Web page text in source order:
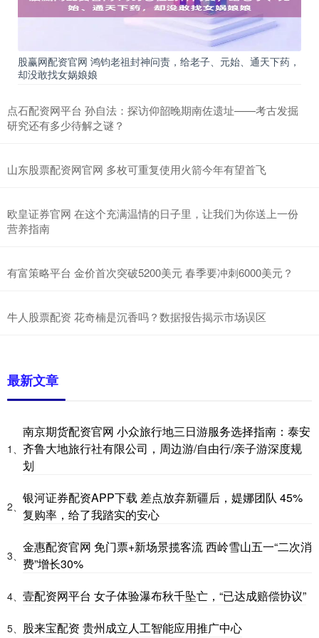
股赢网配资官网 鸿钧老祖封神问责，给老子、元始、通天下药，
却没敢找女娲娘娘
点石配资网平台 孙自法：探访仰韶晚期南佐遗址——考古发掘
研究还有多少待解之谜？
山东股票配资网官网 多枚可重复使用火箭今年有望首飞
欧皇证券官网 在这个充满温情的日子里，让我们为你送上一份
营养指南
有富策略平台 金价首次突破5200美元 春季要冲刺6000美元？
牛人股票配资 花奇楠是沉香吗？数据报告揭示市场误区
最新文章
1、
南京期货配资官网 小众旅行地三日游服务选择指南：泰安
齐鲁大地旅行社有限公司，周边游/自由行/亲子游深度规
划
2、
银河证券配资APP下载 差点放弃新疆后，媞娜团队 45%
复购率，给了我踏实的安心
3、
金惠配资官网 免门票+新场景揽客流 西岭雪山五一“二次消
费”增长30%
4、 壹配资网平台 女子体验瀑布秋千坠亡，“已达成赔偿协议”
5、 股来宝配资 贵州成立人工智能应用推广中心